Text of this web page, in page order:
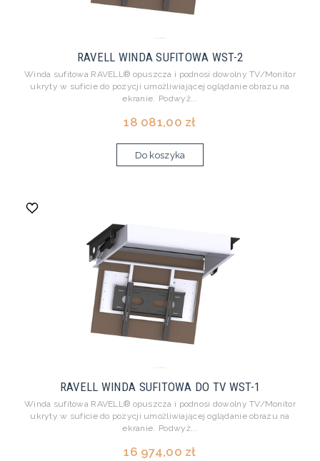
RAVELL WINDA SUFITOWA WST-2
Winda sufitowa RAVELL® opuszcza i podnosi dowolny TV/Monitor
ukryty w suficie do pozycji umożliwiającej oglądanie obrazu na
ekranie. Podwyż...
18 081,00 zł
Do koszyka
RAVELL WINDA SUFITOWA DO TV WST-1
Winda sufitowa RAVELL® opuszcza i podnosi dowolny TV/Monitor
ukryty w suficie do pozycji umożliwiającej oglądanie obrazu na
ekranie. Podwyż...
16 974,00 zł